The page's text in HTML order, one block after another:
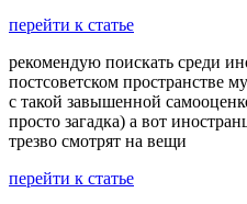
перейти к статье
рекомендую поискать среди
постсоветском пространстве
с такой завышенной
просто загадка) а вот
трезво смотрят на вещи
перейти к статье